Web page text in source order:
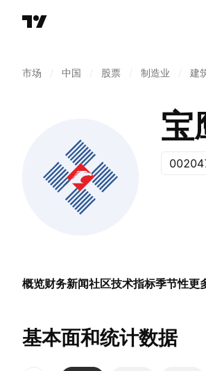
市场 中国 股票 制造业 建
宝
概览财务新闻社区技术指标季节性更
基本面和统计数据